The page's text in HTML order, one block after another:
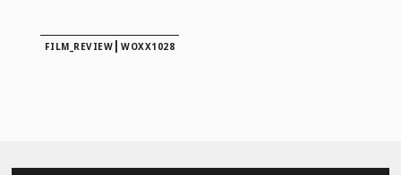
FILM_REVIEW |WOXX1028